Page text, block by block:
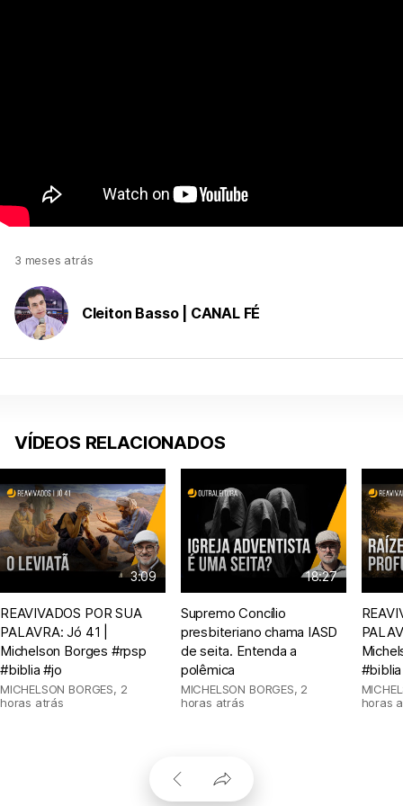
3 meses atrás
Cleiton Basso | CANAL FÉ
VÍDEOS RELACIONADOS
3:09
REAVIVADOS POR SUA
PALAVRA: Jó 41 |
Michelson Borges #rpsp
#biblia #jo
MICHELSON BORGES, 2
horas atrás
18:27
Supremo Concílio
presbiteriano chama IASD
de seita. Entenda a
polêmica
MICHELSON BORGES, 2
horas atrás
horas